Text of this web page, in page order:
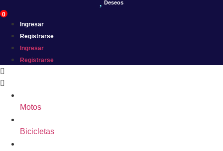
Deseos
0
Ingresar
Registrarse
Ingresar
Registrarse
Motos
Bicicletas